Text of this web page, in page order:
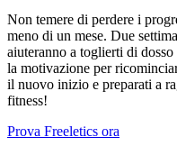
Non temere di perdere i
meno di un mese. Due
aiuteranno a toglierti di dosso
la motivazione per
il nuovo inizio e preparati a
fitness!
Prova Freeletics ora